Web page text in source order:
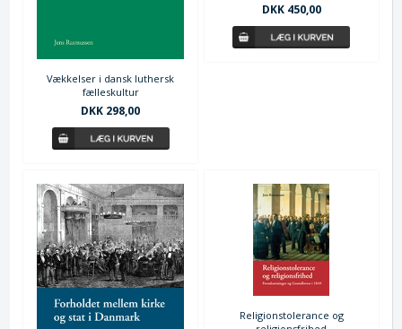
Vækkelser i dansk luthersk
fælleskultur
DKK 298,00
DKK 450,00
Religionstolerance og